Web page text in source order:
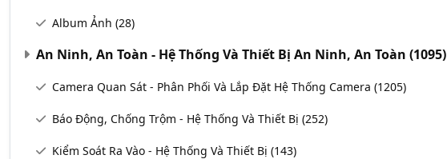
Album Ảnh (28)
An Ninh, An Toàn - Hệ Thống Và Thiết Bị An Ninh, An Toàn (1095)
Camera Quan Sát - Phân Phối Và Lắp Đặt Hệ Thống Camera (1205)
Báo Động, Chống Trộm - Hệ Thống Và Thiết Bị (252)
Kiểm Soát Ra Vào - Hệ Thống Và Thiết Bị (143)